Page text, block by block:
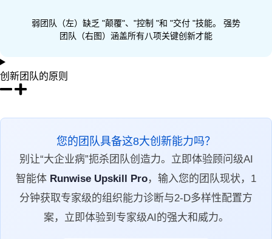
弱团队（左）缺乏 "颠覆"、"控制 "和 "交付 "技能。 强势
团队（右图）涵盖所有八项关键创新才能
创新团队的原则
您的团队具备这8大创新能力吗？
别让“大企业病”扼杀团队创造力。立即体验顾问级AI
智能体 Runwise Upskill Pro，输入您的团队现状，1
分钟获取专家级的组织能力诊断与2-D多样性配置方
案，立即体验到专家级AI的强大和威力。